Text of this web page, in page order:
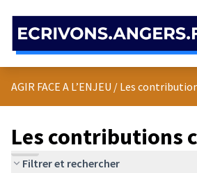
AGIR FACE A L’ENJEU / Les
Les contributions
Filtrer et rechercher